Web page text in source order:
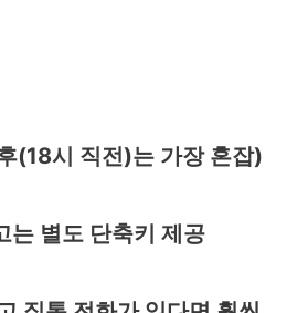
(18시 직전)는 가장 혼잡)
는 별도 단축키 제공